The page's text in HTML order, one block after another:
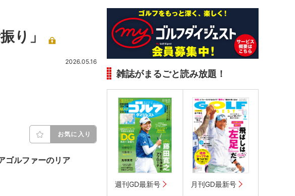
り」
2026.05.16
お気に入り
ゴルファーのリア
雑誌がまるごと読み放題！
週刊GD最新号 月刊GD最新号